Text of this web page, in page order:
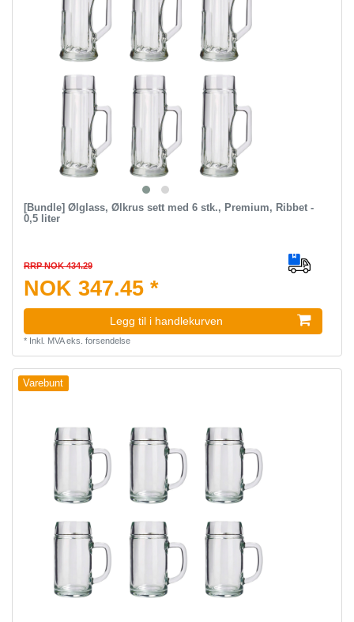
[Bundle] Ølglass, Ølkrus sett med 6 stk., Premium, Ribbet -
0,5 liter
RRP NOK 434.29
NOK 347.45 *
Legg til i handlekurven
* Inkl. MVAeks. forsendelse
Varebunt